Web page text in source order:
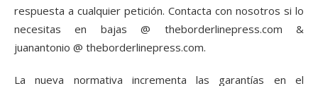
respuesta a cualquier petición. Contacta con nosotros si lo
necesitas en bajas @ theborderlinepress.com &
juanantonio @ theborderlinepress.com.
La nueva normativa incrementa las garantías en el